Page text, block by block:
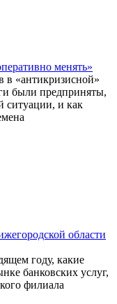
менять»
«антикризисной»
были предприняты,
ситуации, и как
области
году, какие
банковских услуг,
филиала